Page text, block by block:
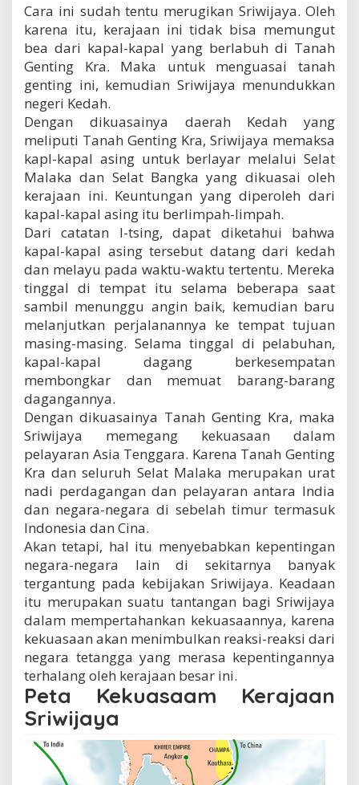
Cara ini sudah tentu merugikan Sriwijaya. Oleh
karena itu, kerajaan ini tidak bisa memungut
bea dari kapal-kapal yang berlabuh di Tanah
Genting Kra. Maka untuk menguasai tanah
genting ini, kemudian Sriwijaya menundukkan
negeri Kedah.
Dengan dikuasainya daerah Kedah yang
meliputi Tanah Genting Kra, Sriwijaya memaksa
kapl-kapal asing untuk berlayar melalui Selat
Malaka dan Selat Bangka yang dikuasai oleh
kerajaan ini. Keuntungan yang diperoleh dari
kapal-kapal asing itu berlimpah-limpah.
Dari catatan I-tsing, dapat diketahui bahwa
kapal-kapal asing tersebut datang dari kedah
dan melayu pada waktu-waktu tertentu. Mereka
tinggal di tempat itu selama beberapa saat
sambil menunggu angin baik, kemudian baru
melanjutkan perjalanannya ke tempat tujuan
masing-masing. Selama tinggal di pelabuhan,
kapal-kapal dagang berkesempatan
membongkar dan memuat barang-barang
dagangannya.
Dengan dikuasainya Tanah Genting Kra, maka
Sriwijaya memegang kekuasaan dalam
pelayaran Asia Tenggara. Karena Tanah Genting
Kra dan seluruh Selat Malaka merupakan urat
nadi perdagangan dan pelayaran antara India
dan negara-negara di sebelah timur termasuk
Indonesia dan Cina.
Akan tetapi, hal itu menyebabkan kepentingan
negara-negara lain di sekitarnya banyak
tergantung pada kebijakan Sriwijaya. Keadaan
itu merupakan suatu tantangan bagi Sriwijaya
dalam mempertahankan kekuasaannya, karena
kekuasaan akan menimbulkan reaksi-reaksi dari
negara tetangga yang merasa kepentingannya
terhalang oleh kerajaan besar ini.
Peta Kekuasaam Kerajaan
Sriwijaya